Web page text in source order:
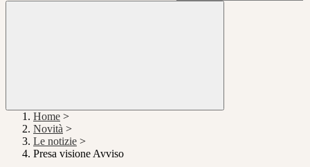
Home >
Novità >
Le notizie >
Presa visione Avviso